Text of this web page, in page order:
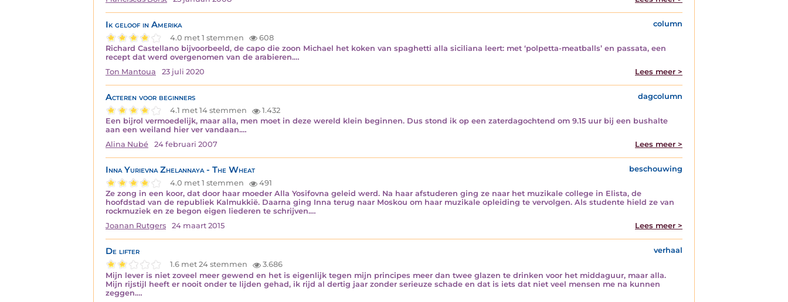
Ik geloof in Amerika
column
4.0 met 1 stemmen
608
Richard Castellano bijvoorbeeld, de capo die zoon Michael het koken van spaghetti alla siciliana leert: met ‘polpetta-meatballs’ en passata, een
recept dat werd overgenomen van de arabieren.…
Ton Mantoua
23 juli 2020 Lees meer >
Acteren voor beginners
dagcolumn
4.1 met 14 stemmen
1.432
Een bijrol vermoedelijk, maar alla, men moet in deze wereld klein beginnen. Dus stond ik op een zaterdagochtend om 9.15 uur bij een bushalte
aan een weiland hier ver vandaan.…
Alina Nubé
24 februari 2007 Lees meer >
Inna Yurievna Zhelannaya - The Wheat
beschouwing
4.0 met 1 stemmen
491
Ze zong in een koor, dat door haar moeder Alla Yosifovna geleid werd. Na haar afstuderen ging ze naar het muzikale college in Elista, de
hoofdstad van de republiek Kalmukkië. Daarna ging Inna terug naar Moskou om haar muzikale opleiding te vervolgen. Als studente hield ze van
rockmuziek en ze begon eigen liederen te schrijven.…
Joanan Rutgers
24 maart 2015 Lees meer >
De lifter
verhaal
1.6 met 24 stemmen
3.686
Mijn lever is niet zoveel meer gewend en het is eigenlijk tegen mijn principes meer dan twee glazen te drinken voor het middaguur, maar alla.
Mijn rijstijl heeft er nooit onder te lijden gehad, ik rijd al dertig jaar zonder serieuze schade en dat is iets dat niet veel mensen me na kunnen
zeggen.…